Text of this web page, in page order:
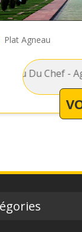
crème fraiche
Plat Agneau